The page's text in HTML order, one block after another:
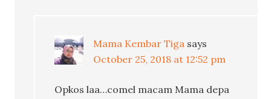
Mama Kembar Tiga says
October 25, 2018 at 12:52 pm
Opkos laa…comel macam Mama depa